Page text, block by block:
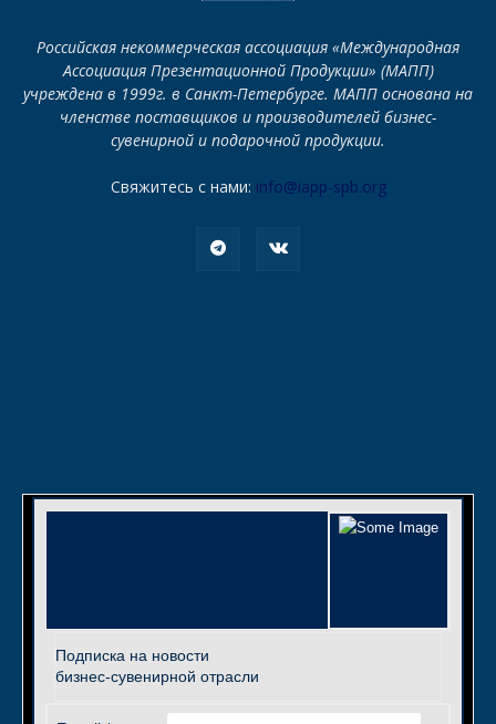
Российская некоммерческая ассоциация «Международная
Ассоциация Презентационной Продукции» (МАПП)
учреждена в 1999г. в Санкт-Петербурге. МАПП основана на
членстве поставщиков и производителей бизнес-
сувенирной и подарочной продукции.
Свяжитесь с нами: info@iapp-spb.org
Подписка на новости
бизнес-сувенирной отрасли